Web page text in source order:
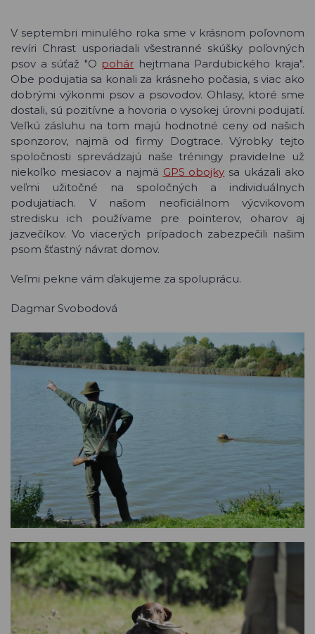
V septembri minulého roka sme v krásnom poľovnom
revíri Chrast usporiadali všestranné skúšky poľovných
psov a súťaž "O pohár hejtmana Pardubického kraja".
Obe podujatia sa konali za krásneho počasia, s viac ako
dobrými výkonmi psov a psovodov. Ohlasy, ktoré sme
dostali, sú pozitívne a hovoria o vysokej úrovni podujatí.
Veľkú zásluhu na tom majú hodnotné ceny od našich
sponzorov, najmä od firmy Dogtrace. Výrobky tejto
spoločnosti sprevádzajú naše tréningy pravidelne už
niekoľko mesiacov a najmä GPS obojky sa ukázali ako
veľmi užitočné na spoločných a individuálnych
podujatiach. V našom neoficiálnom výcvikovom
stredisku ich používame pre pointerov, oharov aj
jazvečíkov. Vo viacerých prípadoch zabezpečili našim
psom šťastný návrat domov.
Veľmi pekne vám ďakujeme za spoluprácu.
Dagmar Svobodová